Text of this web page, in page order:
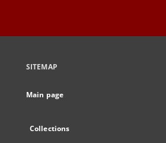
SITEMAP
Main page
Collections